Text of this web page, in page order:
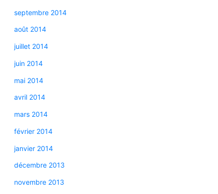
septembre 2014
août 2014
juillet 2014
juin 2014
mai 2014
avril 2014
mars 2014
février 2014
janvier 2014
décembre 2013
novembre 2013